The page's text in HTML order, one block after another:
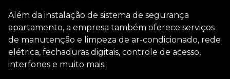
Além da instalação de sistema de segurança
apartamento, a empresa também oferece serviços
de manutenção e limpeza de ar-condicionado, rede
elétrica, fechaduras digitais, controle de acesso,
interfones e muito mais.